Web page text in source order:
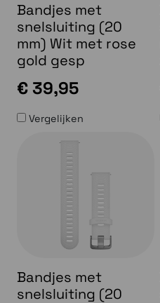
Bandjes met
snelsluiting (20
mm) Wit met rose
gold gesp
€ 39,95
Vergelijken
Bandjes met
snelsluiting (20